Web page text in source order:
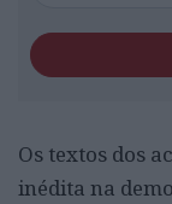
Os textos dos
inédita na